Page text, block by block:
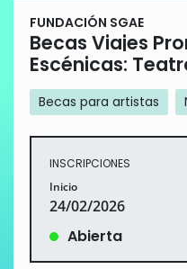
FUNDACIÓN SGAE
Becas Viajes
Escénicas:
Becas para artistas
INSCRIPCIONES
Inicio
24/02/2026
Abierta